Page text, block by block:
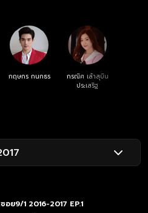
กฤษกร กนกธร
กรณิศ เล้าสุบิน
ประเสริฐ
อย9/1 2016-2017 EP.1